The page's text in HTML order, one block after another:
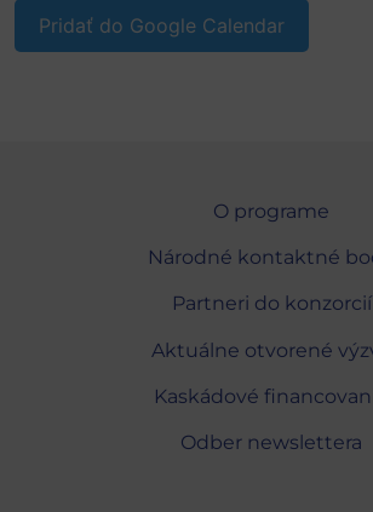
Pridať do Google Calendar
O programe
Národné kontaktné
Partneri do konzorcií
Aktuálne otvorené
Kaskádové
Odber newslettera